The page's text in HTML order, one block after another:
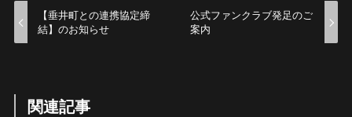
【垂井町との連携協定締
結】のお知らせ
公式ファンクラブ発足のご
案内
関連記事